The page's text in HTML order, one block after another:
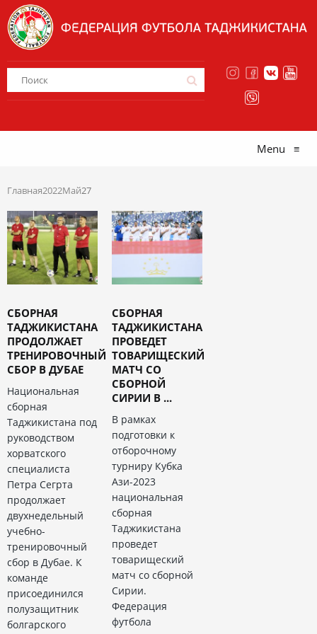
Menu ≡
Главная2022Май27
СБОРНАЯ
ТАДЖИКИСТАНА
ПРОДОЛЖАЕТ
ТРЕНИРОВОЧНЫЙ
СБОР В ДУБАЕ
Национальная
сборная
Таджикистана под
руководством
хорватского
специалиста
Петра Сегрта
продолжает
двухнедельный
учебно-
тренировочный
сбор в Дубае. К
команде
присоединился
полузащитник
болгарского
СБОРНАЯ
ТАДЖИКИСТАНА
ПРОВЕДЕТ
ТОВАРИЩЕСКИЙ
МАТЧ СО
СБОРНОЙ
СИРИИ В ...
В рамках
подготовки к
отборочному
турниру Кубка
Ази-2023
национальная
сборная
Таджикистана
проведет
товарищеский
матч со сборной
Сирии.
Федерация
футбола